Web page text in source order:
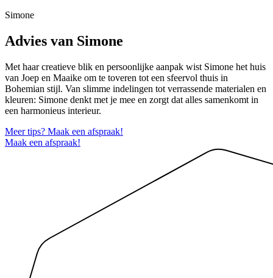
Simone
Advies van Simone
Met haar creatieve blik en persoonlijke aanpak wist Simone het huis
van Joep en Maaike om te toveren tot een sfeervol thuis in
Bohemian stijl. Van slimme indelingen tot verrassende materialen en
kleuren: Simone denkt met je mee en zorgt dat alles samenkomt in
een harmonieus interieur.
Meer tips? Maak een afspraak!
Maak een afspraak!